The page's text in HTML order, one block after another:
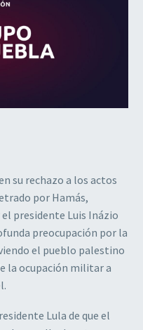
su rechazo a los actos
por Hamás,
presidente Luis Inázio
preocupación por la
el pueblo palestino
la ocupación militar a
Lula de que el